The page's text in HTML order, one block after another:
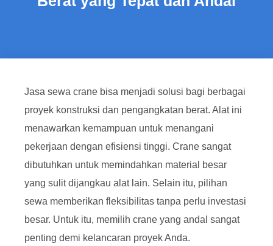
Jasa sewa crane bisa menjadi solusi bagi berbagai
proyek konstruksi dan pengangkatan berat. Alat ini
menawarkan kemampuan untuk menangani
pekerjaan dengan efisiensi tinggi. Crane sangat
dibutuhkan untuk memindahkan material besar
yang sulit dijangkau alat lain. Selain itu, pilihan
sewa memberikan fleksibilitas tanpa perlu investasi
besar. Untuk itu, memilih crane yang andal sangat
penting demi kelancaran proyek Anda.